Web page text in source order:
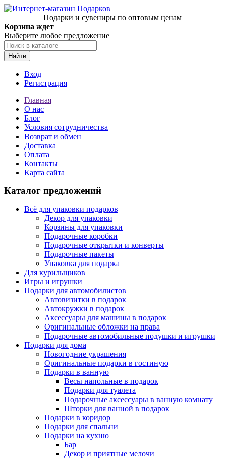
Подарки и сувениры по оптовым ценам
Корзина ждет
Выберите любое предложение
Найти
Вход
Регистрация
Главная
О нас
Блог
Условия сотрудничества
Возврат и обмен
Доставка
Оплата
Контакты
Карта сайта
Каталог предложений
Всё для упаковки подарков
Декор для упаковки
Корзины для упаковки
Подарочные коробки
Подарочные открытки и конверты
Подарочные пакеты
Упаковка для подарка
Для курильщиков
Игры и игрушки
Подарки для автомобилистов
Автовизитки в подарок
Автокружки в подарок
Аксессуары для машины в подарок
Оригинальные обложки на права
Подарочные автомобильные подушки и игрушки
Подарки для дома
Новогодние украшения
Оригинальные подарки в гостиную
Подарки в ванную
Весы напольные в подарок
Подарки для туалета
Подарочные аксессуары в ванную комнату
Шторки для ванной в подарок
Подарки в коридор
Подарки для спальни
Подарки на кухню
Бар
Декор и приятные мелочи